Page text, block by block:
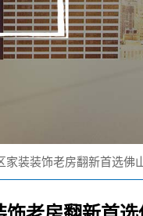
家装装饰老房翻新首选佛